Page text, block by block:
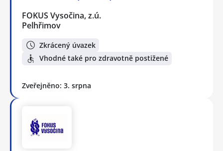
FOKUS Vysočina, z.ú.
Pelhřimov
Zkrácený úvazek
Vhodné také pro zdravotně postižené
Zveřejněno: 3. srpna